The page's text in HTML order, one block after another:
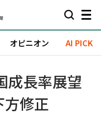
オピニオン AI PICK
成長率展望
修正